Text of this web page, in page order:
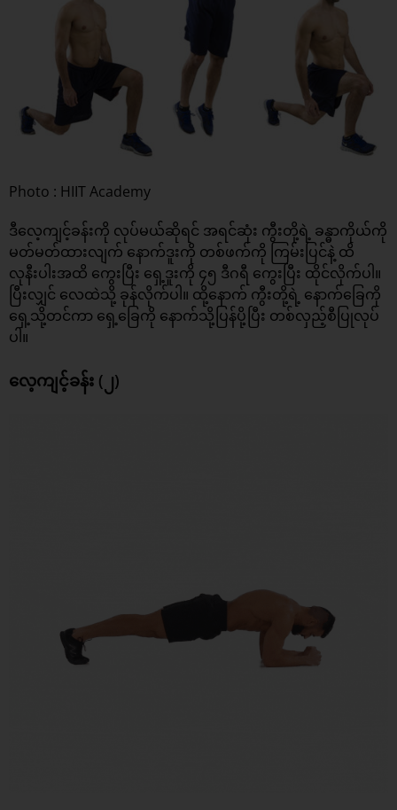
Photo : HIIT Academy
ဒီလေ့ကျင့်ခန်းကို လုပ်မယ်ဆိုရင် အရင်ဆုံး ကွီးတို့ရဲ့ ခန္ဓာကိုယ်ကို
မတ်မတ်ထားလျက် နောက်ဒူးကို တစ်ဖက်ကို ကြမ်းပြင်နဲ့ ထိ
လုနီးပါးအထိ ကွေးပြီး ရှေ့ဒူးကို ၄၅ ဒီဂရီ ကွေးပြီး ထိုင်လိုက်ပါ။
ပြီးလျှင် လေထဲသို့ ခုန်လိုက်ပါ။ ထို့နောက် ကွီးတို့ရဲ့ နောက်ခြေကို
ရှေ့သို့တင်ကာ ရှေ့ခြေကို နောက်သို့ပြန်ပို့ပြီး တစ်လှည့်စီပြုလုပ်
ပါ။
လေ့ကျင့်ခန်း (၂)